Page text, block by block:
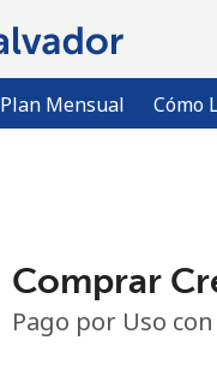
Plan Mensual Cómo
Comprar
Pago por Uso